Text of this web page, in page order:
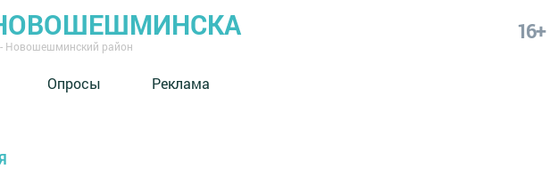
Новошешминский район
16+
Опросы Реклама